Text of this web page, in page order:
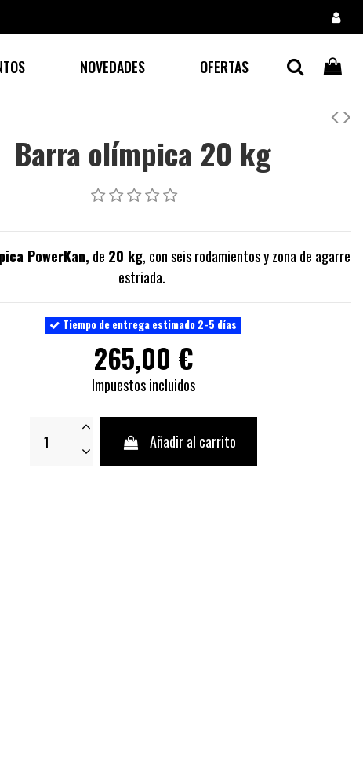
NOVEDADES OFERTAS
Barra olímpica 20 kg
PowerKan, de 20 kg, con seis rodamientos y zona de agarre
estriada.
Tiempo de entrega estimado 2-5 días
265,00 €
Impuestos incluidos
Añadir al carrito